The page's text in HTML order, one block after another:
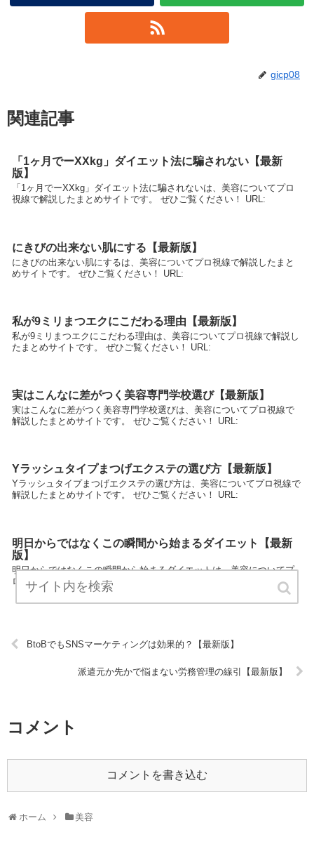
gicp08
関連記事
「1ヶ月でーXXkg」ダイエット法に騙されない【最新
版】
「1ヶ月でーXXkg」ダイエット法に騙されないは、美容についてプロ
視線で解説したまとめサイトです。 ぜひご覧ください！ URL:
にきびの出来ない肌にする【最新版】
にきびの出来ない肌にするは、美容についてプロ視線で解説したまと
めサイトです。 ぜひご覧ください！ URL:
私が9ミリまつエクにこだわる理由【最新版】
私が9ミリまつエクにこだわる理由は、美容についてプロ視線で解説し
たまとめサイトです。 ぜひご覧ください！ URL:
実はこんなに差がつく美容専門学校選び【最新版】
実はこんなに差がつく美容専門学校選びは、美容についてプロ視線で
解説したまとめサイトです。 ぜひご覧ください！ URL:
Yラッシュタイプまつげエクステの選び方【最新版】
Yラッシュタイプまつげエクステの選び方は、美容についてプロ視線で
解説したまとめサイトです。 ぜひご覧ください！ URL:
明日からではなくこの瞬間から始まるダイエット【最新
版】
明日からではなくこの瞬間から始まるダイエットは、美容についてプ
ロ視線で解説したまとめサイトです。 ぜひご覧ください！ URL:
BtoBでもSNSマーケティングは効果的？【最新版】
派遣元か先かで悩まない労務管理の線引【最新版】
コメント
コメントを書き込む
ホーム 美容